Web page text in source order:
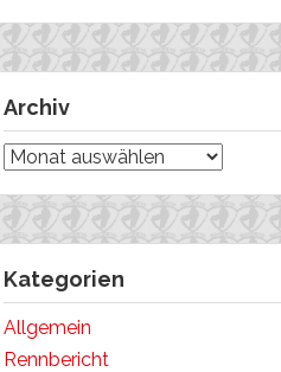
Archiv
Archiv
Kategorien
Allgemein
Rennbericht